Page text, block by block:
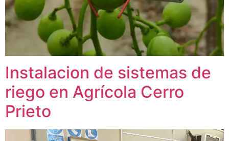
Instalacion de sistemas de
riego en Agrícola Cerro
Prieto